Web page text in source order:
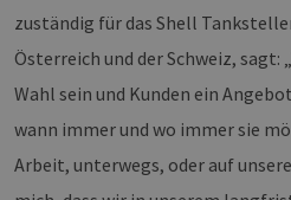
zuständig für das Shell
Österreich und der Schweiz, sagt:
Wahl sein und Kunden ein
wann immer und wo immer sie
Arbeit, unterwegs, oder auf